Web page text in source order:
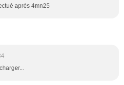
aprés 4mn25